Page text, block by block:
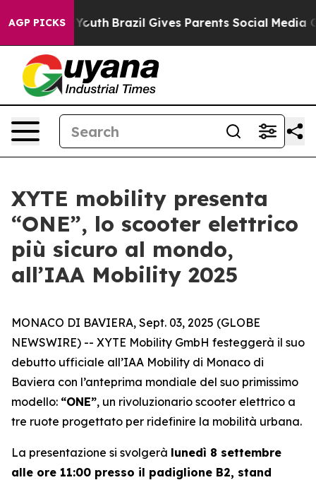
AGP PICKS
to Youth Brazil Gives Parents Social Media
XYTE mobility presenta
“ONE”, lo scooter elettrico
più sicuro al mondo,
all’IAA Mobility 2025
MONACO DI BAVIERA, Sept. 03, 2025 (GLOBE
NEWSWIRE) -- XYTE Mobility GmbH festeggerà il suo
debutto ufficiale all’IAA Mobility di Monaco di
Baviera con l’anteprima mondiale del suo primissimo
modello: “ONE”, un rivoluzionario scooter elettrico a
tre ruote progettato per ridefinire la mobilità urbana.
La presentazione si svolgerà lunedì 8 settembre
alle ore 11:00 presso il padiglione B2, stand